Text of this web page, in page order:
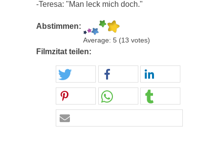
-Teresa: "Man leck mich doch."
Abstimmen:
Average: 5 (13 votes)
Filmzitat teilen: